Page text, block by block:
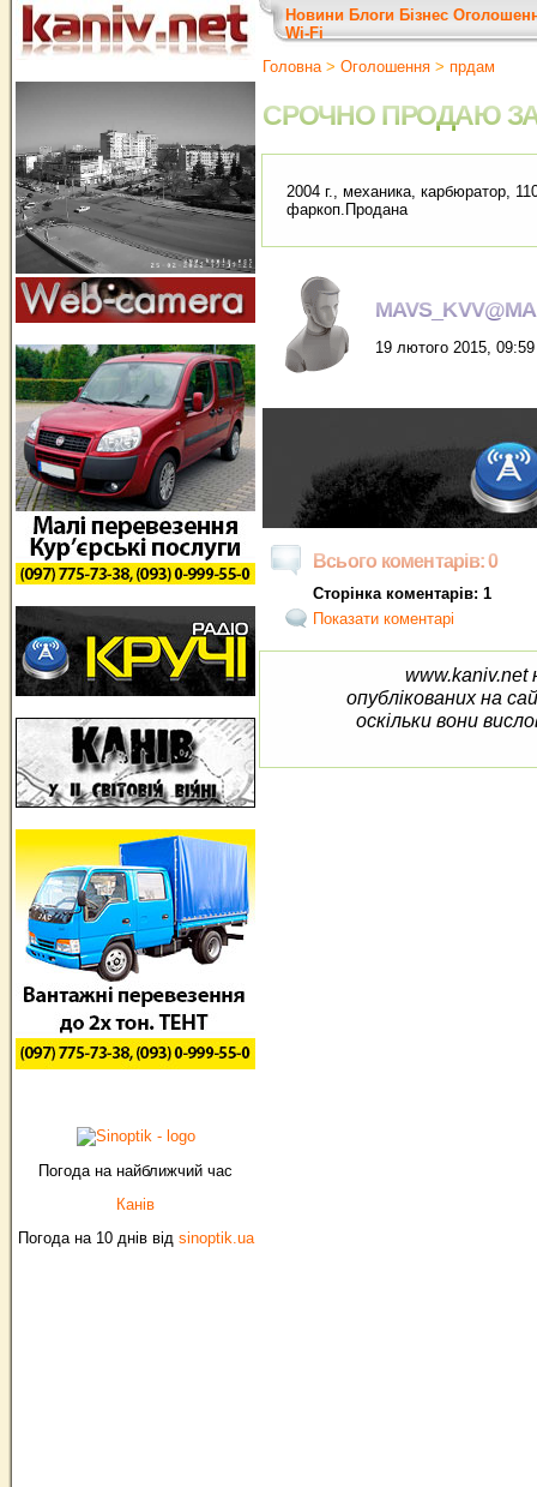
Погода на найближчий час
Канів
Погода на 10 днів від sinoptik.ua
Новини Блоги Бізнес
Wi-Fi
Головна> Оголошення > прдам
СРОЧНО ПРОДАЮ
2004 г., механика, карбюратор,
фаркоп.Продана
19 лютого 2015, 09:59
Всього коментарів: 0
Сторінка коментарів: 1
Показати коментарі
www.kaniv.net
опублікованих на
оскільки вони